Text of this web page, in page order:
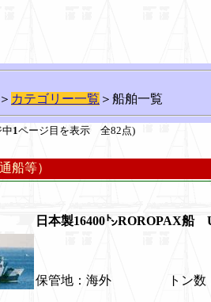
＞ カテゴリー一覧 ＞船舶一覧
1ページ目を表示 全82点)
船等）
日本製16400㌧ROROPAX船
保管地：海外 トン数